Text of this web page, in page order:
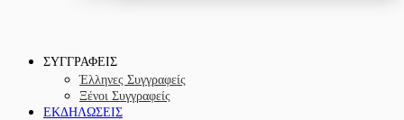
ΣΥΓΓΡΑΦΕΙΣ
Έλληνες Συγγραφείς
Ξένοι Συγγραφείς
ΕΚΔΗΛΩΣΕΙΣ